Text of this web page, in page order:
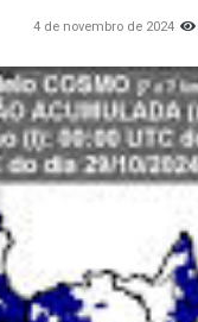
4 de novembro de 2024